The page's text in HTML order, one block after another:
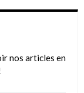
nos articles en